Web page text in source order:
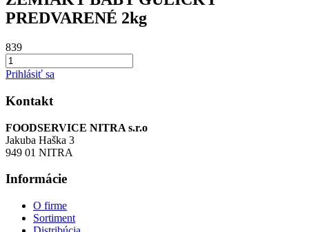
PREDVARENÉ 2kg
839
Prihlásiť sa
Kontakt
FOODSERVICE NITRA s.r.o
Jakuba Haška 3
949 01 NITRA
Informácie
O firme
Sortiment